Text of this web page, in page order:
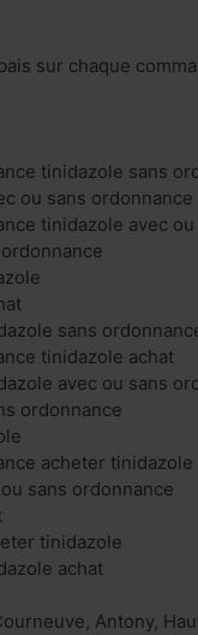
sur chaque
tinidazole sans
ou sans ordonnance
tinidazole avec
sans
tinidazole achat
avec ou sans
ordonnance
acheter tinidazole
sans ordonnance
tinidazole
achat
Antony,